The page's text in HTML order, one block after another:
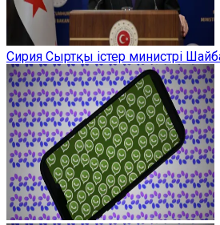
Сирия Сыртқы істер министрі